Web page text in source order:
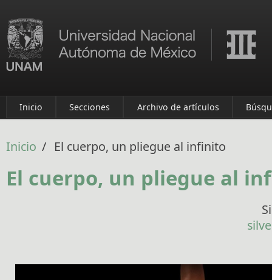
Inicio Secciones Archivo de artículos
Inicio / El cuerpo, un pliegue al infinito
El cuerpo, un pliegue al